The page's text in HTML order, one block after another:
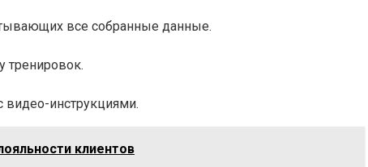
все собранные данные.
тренировок.
видео-инструкциями.
клиентов